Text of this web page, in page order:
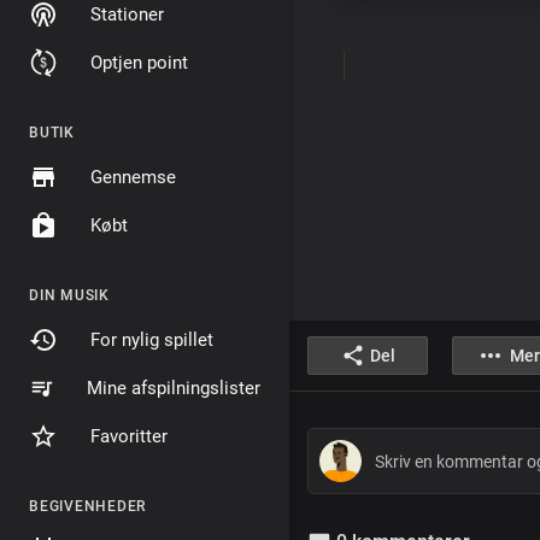
Stationer
Optjen point
BUTIK
Gennemse
Købt
DIN MUSIK
For nylig spillet
Mine afspilningslister
Favoritter
BEGIVENHEDER
Del